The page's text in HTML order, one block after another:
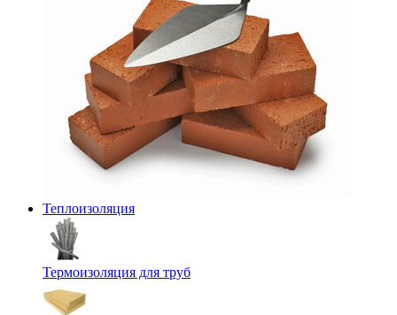
Теплоизоляция
Термоизоляция для труб